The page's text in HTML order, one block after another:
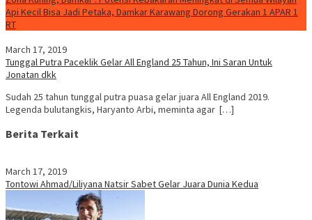
Api Kecil Bisa Jadi Petaka, Damkar Karawang Dorong Gerakan 1 APAR 1
RT
March 17, 2019
Tunggal Putra Paceklik Gelar All England 25 Tahun, Ini Saran Untuk
Jonatan dkk
Sudah 25 tahun tunggal putra puasa gelar juara All England 2019.
Legenda bulutangkis, Haryanto Arbi, meminta agar […]
Berita Terkait
March 17, 2019
Tontowi Ahmad/Liliyana Natsir Sabet Gelar Juara Dunia Kedua